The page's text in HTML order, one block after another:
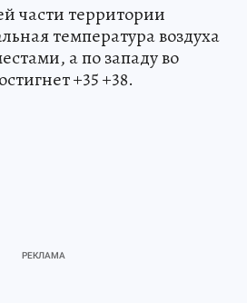
части территории
температура воздуха
а по западу во
+35 +38.